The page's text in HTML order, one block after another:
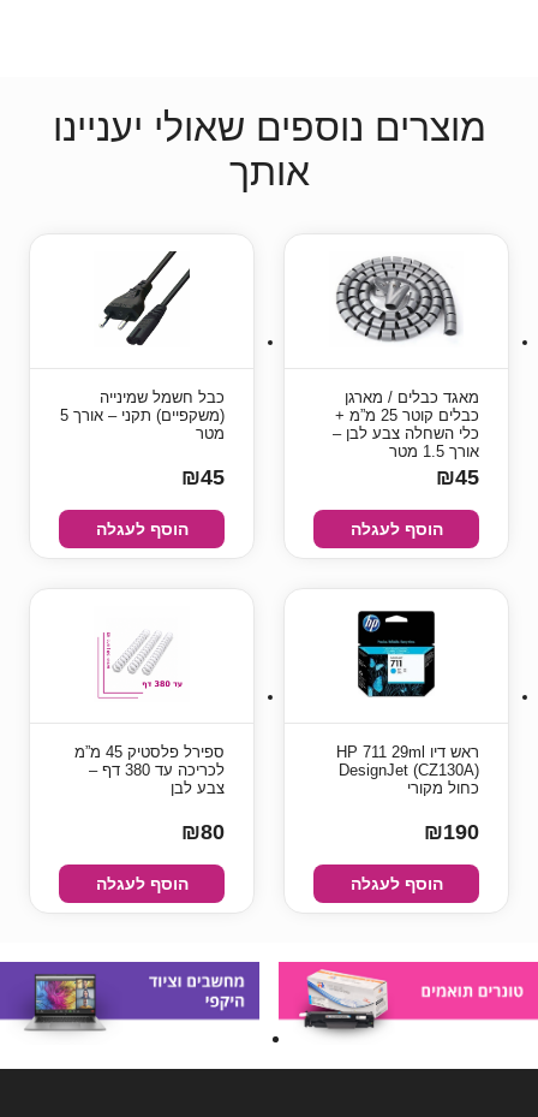
מוצרים נוספים שאולי יעניינו
אותך
מאגד כבלים / מארגן
כבלים קוטר 25 מ”מ +
כלי השחלה צבע לבן –
אורך 1.5 מטר
₪45
הוסף לעגלה
כבל חשמל שמינייה
(משקפיים) תקני – אורך 5
מטר
₪45
הוסף לעגלה
ראש דיו HP 711 29ml
DesignJet (CZ130A)
כחול מקורי
₪190
הוסף לעגלה
ספירל פלסטיק 45 מ”מ
לכריכה עד 380 דף –
צבע לבן
₪80
הוסף לעגלה